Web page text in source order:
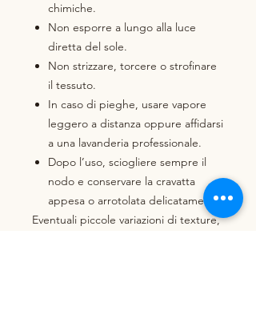
chimiche.
Non esporre a lungo alla luce
diretta del sole.
Non strizzare, torcere o strofinare
il tessuto.
In caso di pieghe, usare vapore
leggero a distanza oppure affidarsi
a una lavanderia professionale.
Dopo l’uso, sciogliere sempre il
nodo e conservare la cravatta
appesa o arrotolata delicatamente.
Eventuali piccole variazioni di texture,